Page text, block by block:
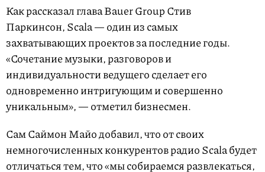
Как рассказал глава Bauer Group Стив
Паркинсон, Scala — один из самых
захватывающих проектов за последние годы.
«Сочетание музыки, разговоров и
индивидуальности ведущего сделает его
одновременно интригующим и совершенно
уникальным», — отметил бизнесмен.
Сам Саймон Майо добавил, что от своих
немногочисленных конкурентов радио Scala будет
отличаться тем, что «мы собираемся развлекаться,